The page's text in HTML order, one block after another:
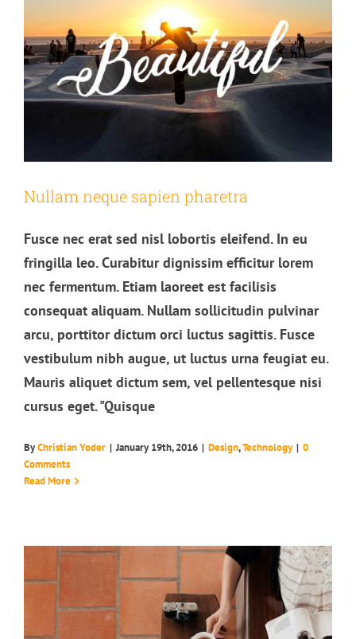
Nullam neque sapien pharetra
Fusce nec erat sed nisl lobortis eleifend. In eu
fringilla leo. Curabitur dignissim efficitur lorem
nec fermentum. Etiam laoreet est facilisis
consequat aliquam. Nullam sollicitudin pulvinar
arcu, porttitor dictum orci luctus sagittis. Fusce
vestibulum nibh augue, ut luctus urna feugiat eu.
Mauris aliquet dictum sem, vel pellentesque nisi
cursus eget. "Quisque
ByChristian Yoder | January 19th, 2016 | Design,Technology | 0
Comments
Read More
Aliquam congue semper metus